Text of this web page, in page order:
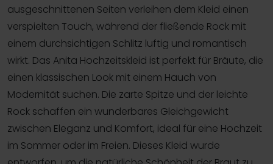
ausgeschnittenen Seiten verleihen dem Kleid einen
verspielten Touch, während der fließende Rock mit
einem durchsichtigen Schlitz luftig und romantisch
wirkt. Das Anita Hochzeitskleid ist perfekt für Bräute, die
einen klassischen Look mit einem Hauch von
Modernität suchen. Die zarte Spitze und der leichte
Rock schaffen ein wunderbares Gleichgewicht
zwischen Eleganz und Komfort, ideal für eine Hochzeit
im Sommer oder im Freien. Dieses Kleid wurde